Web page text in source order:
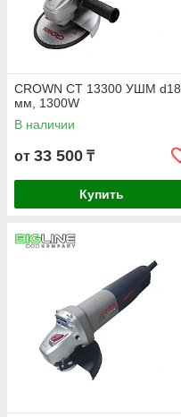
CROWN СТ 13300 УШМ
мм, 1300W
В наличии
от 33 500 ₸
Купить